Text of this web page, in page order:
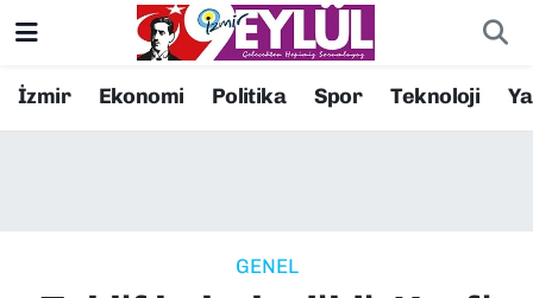
İzmir Ekonomi Politika Spor Teknoloji
GENEL
Resmi İlanlar
Konak Nöbetçi Eczaneler
Süper Lig Puan Durumu ve Fikstür